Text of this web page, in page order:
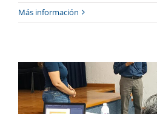
Más información
Cumple diez años el